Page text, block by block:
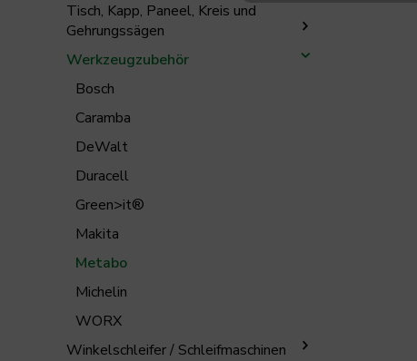
Tisch, Kapp, Paneel, Kreis und
Gehrungssägen
Werkzeugzubehör
Bosch
Caramba
DeWalt
Duracell
Green>it®
Makita
Metabo
Michelin
WORX
Winkelschleifer / Schleifmaschinen